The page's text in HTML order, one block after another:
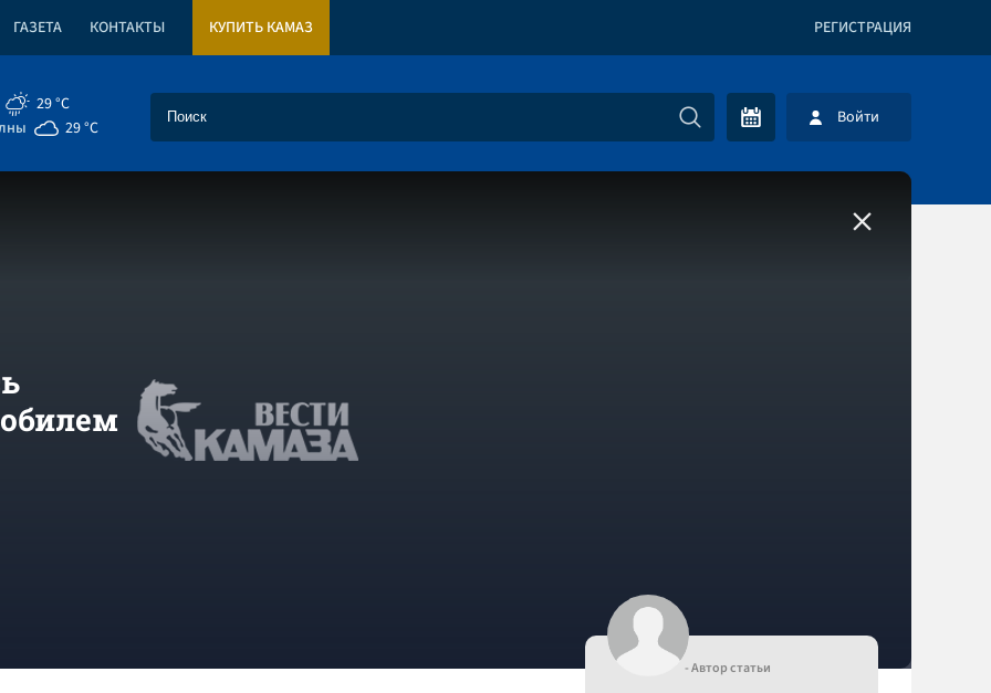
ГАЗЕТА КОНТАКТЫ КУПИТЬ КАМАЗ РЕГИСТРАЦИЯ
29 °C
29 °C Войти
- Автор статьи